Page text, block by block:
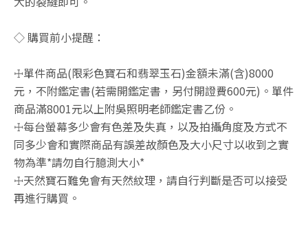
◇ 購買前小提醒：
☩單件商品(限彩色寶石和翡翠玉石)金額未滿(含)8000
元，不附鑑定書(若需開鑑定書，另付開證費600元)。單件
商品滿8001元以上附吳照明老師鑑定書乙份。
☩每台螢幕多少會有色差及失真，以及拍攝角度及方式不
同多少會和實際商品有誤差故顏色及大小尺寸以收到之實
物為準*請勿自行臆測大小*
☩天然寶石難免會有天然紋理，請自行判斷是否可以接受
再進行購買。